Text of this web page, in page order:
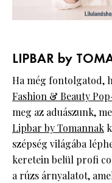
LIPBAR by
Ha még fontolgatod,
Fashion & Beauty
meg az aduászunk,
Lipbar by Tomannak
szépség világába
keretein belül profi
a rúzs árnyalatot,